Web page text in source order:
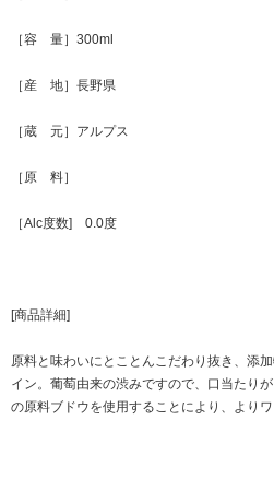
［容 量］300ml
［産 地］長野県
［蔵 元］アルプス
［原 料］
［Alc度数] 0.0度
[商品詳細]
原料と味わいにとことんこだわり抜き、添
イン。葡萄由来の渋みですので、口当たり
の原料ブドウを使用することにより、よりワ